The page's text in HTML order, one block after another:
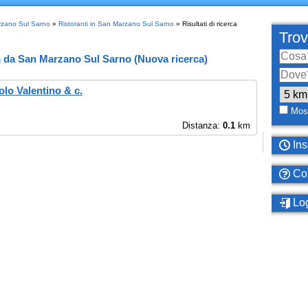
Sul Sarno» Ristoranti in San Marzano Sul Sarno» Risultati di ricerca
daSan Marzano Sul Sarno (Nuova ricerca)
Valentino & c.
Distanza: 0.1km